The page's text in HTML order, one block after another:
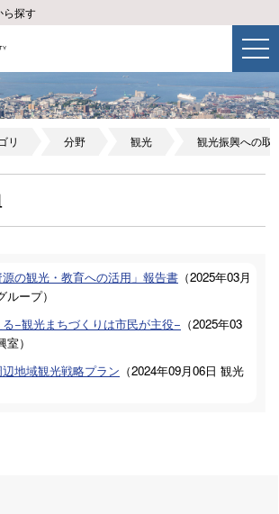
ら探す
リ 分野 観光 観光振興への取
源の観光・教育への活用」報告書 （2025年03月
ループ）
−観光まちづくりは市民が主役− （2025年03
室）
地域観光戦略プラン （2024年09月06日 観光